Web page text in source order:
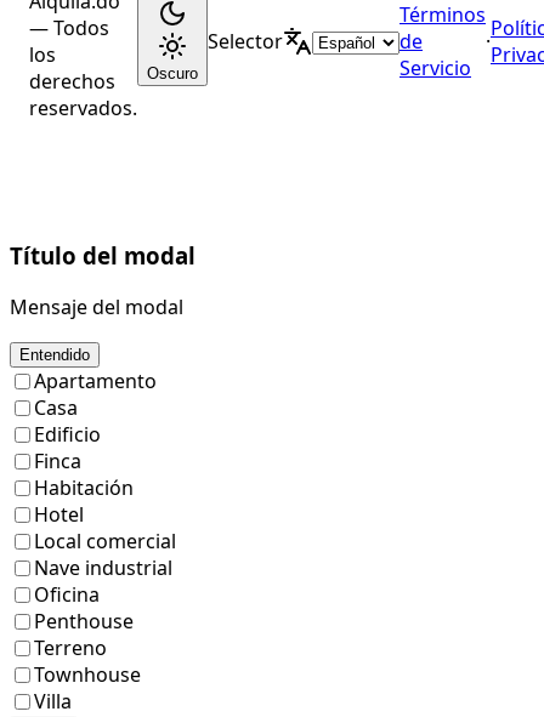
— Todos
los
derechos
reservados.
Oscuro
Selector
Términos
de
Servicio
·
Título del modal
Mensaje del modal
Entendido
Apartamento
Casa
Edificio
Finca
Habitación
Hotel
Local comercial
Nave industrial
Oficina
Penthouse
Terreno
Townhouse
Villa